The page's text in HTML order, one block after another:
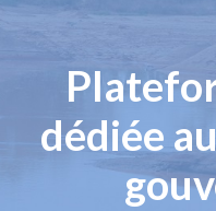
dédiée